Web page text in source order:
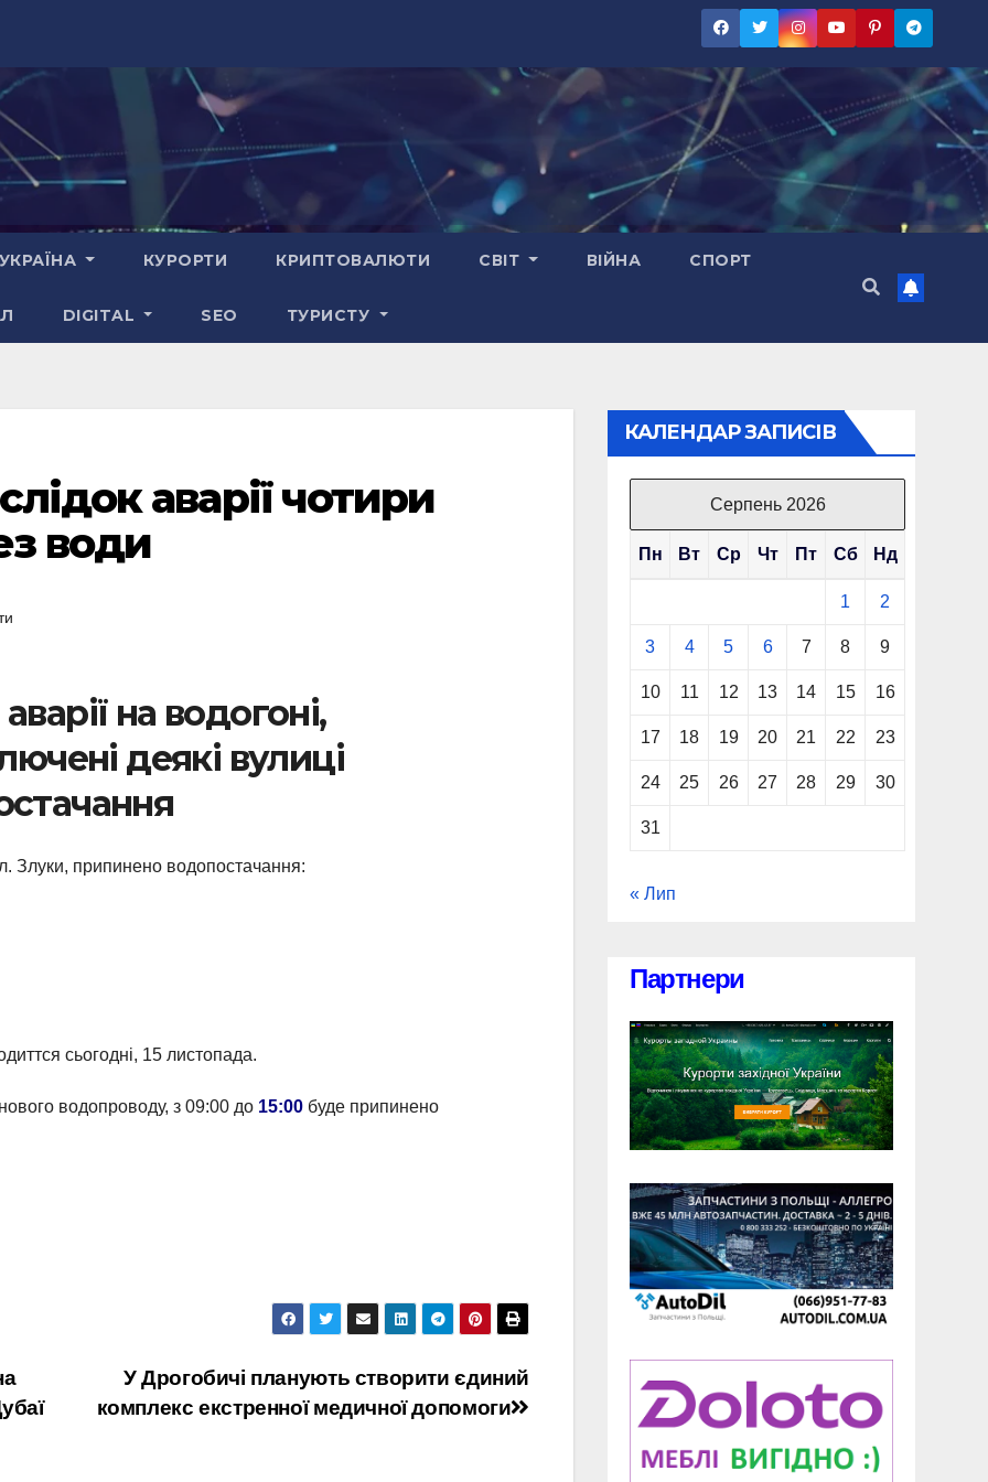
КУРОРТИ КРИПТОВАЛЮТИ СВІТ ВІЙНА СПОРТ
DIGITAL SEO ТУРИСТУ
аварії чотири
води
на водогоні,
деякі вулиці
Злуки, припинено водопостачання:
cьогодні, 15 листопада.
водопроводу, з 09:00 до 15:00 буде припинено
У Дрогобичі планують створити єдиний
комплекс екстренної медичної допомоги
КАЛЕНДАР ЗАПИСІВ
Серпень 2026
Пн Вт Ср Чт Пт Сб Нд
1 2
3 4 5 6 7 8 9
10 11 12 13 14 15 16
17 18 19 20 21 22 23
24 25 26 27 28 29 30
31
« Лип
Партнери